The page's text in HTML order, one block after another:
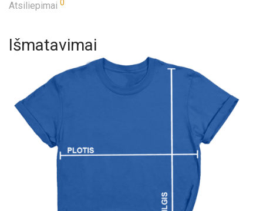
Atsiliepimai 0
Išmatavimai